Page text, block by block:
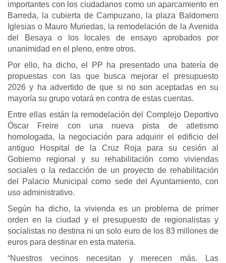
importantes con los ciudadanos como un aparcamiento en
Barreda, la cubierta de Campuzano, la plaza Baldomero
Iglesias o Mauro Muriedas, la remodelación de la Avenida
del Besaya o los locales de ensayo aprobados por
unanimidad en el pleno, entre otros.
Por ello, ha dicho, el PP ha presentado una batería de
propuestas con las que busca mejorar el presupuesto
2026 y ha advertido de que si no son aceptadas en su
mayoría su grupo votará en contra de estas cuentas.
Entre ellas están la remodelación del Complejo Deportivo
Óscar Freire con una nueva pista de atletismo
homologada, la negociación para adquirir el edificio del
antiguo Hospital de la Cruz Roja para su cesión al
Gobierno regional y su rehabilitación como viviendas
sociales o la redacción de un proyecto de rehabilitación
del Palacio Municipal como sede del Ayuntamiento, con
uso administrativo.
Según ha dicho, la vivienda es un problema de primer
orden en la ciudad y el presupuesto de regionalistas y
socialistas no destina ni un solo euro de los 83 millones de
euros para destinar en esta materia.
“Nuestros vecinos necesitan y merecen más. Las